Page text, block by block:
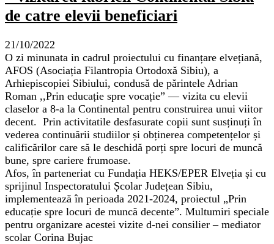
de catre elevii beneficiari
21/10/2022
O zi minunata in cadrul proiectului cu finanțare elvețiană,
AFOS (Asociația Filantropia Ortodoxă Sibiu), a
Arhiepiscopiei Sibiului, condusă de părintele Adrian
Roman ,,Prin educație spre vocație” — vizita cu elevii
claselor a 8-a la Continental pentru construirea unui viitor
decent. Prin activitatile desfasurate copii sunt susținuți în
vederea continuării studiilor și obținerea competențelor și
calificărilor care să le deschidă porți spre locuri de muncă
bune, spre cariere frumoase.
Afos, în parteneriat cu Fundația HEKS/EPER Elveția și cu
sprijinul Inspectoratului Școlar Județean Sibiu,
implementează în perioada 2021-2024, proiectul „Prin
educație spre locuri de muncă decente”. Multumiri speciale
pentru organizare acestei vizite d-nei consilier – mediator
scolar Corina Bujac